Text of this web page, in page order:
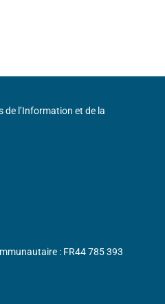
de l’Information et de la
: FR44 785 393